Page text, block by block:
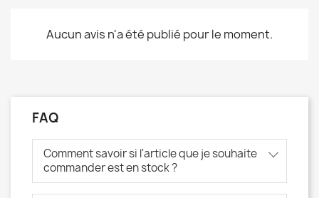
Aucun avis n'a été publié pour le moment.
FAQ
Comment savoir si l'article que je souhaite
commander est en stock ?